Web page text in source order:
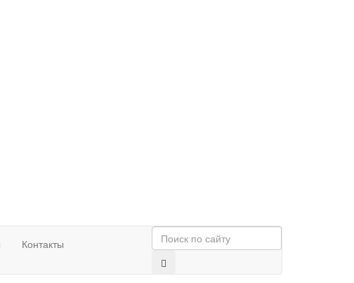
Контакты